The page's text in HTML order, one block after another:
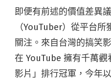
即便有前述的價值差異
（YouTuber）從平台
關注。來自台灣的搞笑
在 YouTube 擁有千萬
影片」排行冠軍，今年